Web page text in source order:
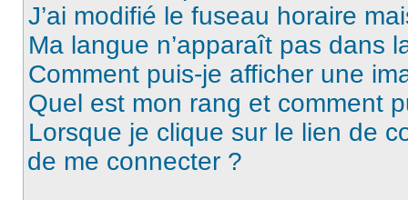
J’ai modifié le fuseau horaire
Ma langue n’apparaît pas dans
Comment puis-je afficher une
Quel est mon rang et comment
Lorsque je clique sur le lien de
de me connecter ?